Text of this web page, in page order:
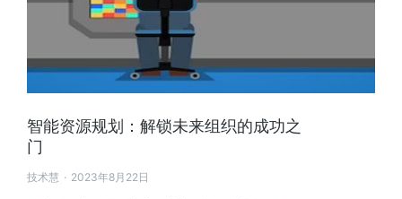
智能资源规划：解锁未来组织的成功之
门
技术慧 2023年8月22日